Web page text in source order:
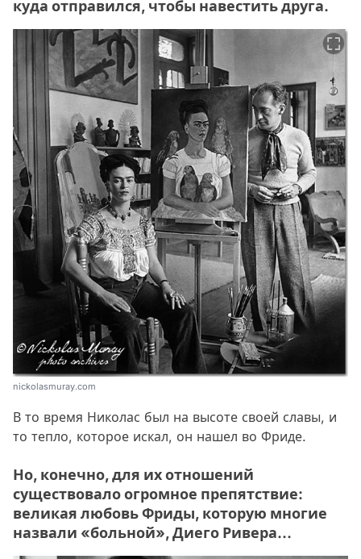
куда отправился, чтобы навестить друга.
nickolasmuray.com
В то время Николас был на высоте своей славы, и
то тепло, которое искал, он нашел во Фриде.
Но, конечно, для их отношений
существовало огромное препятствие:
великая любовь Фриды, которую многие
назвали «больной», Диего Ривера...